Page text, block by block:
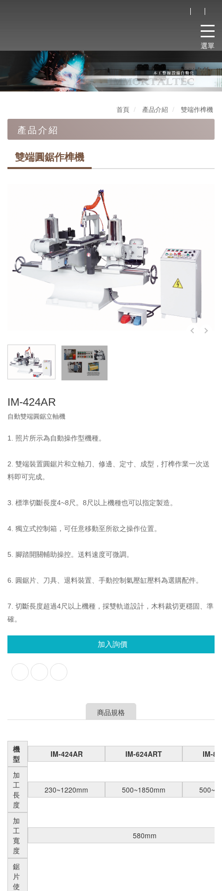
選單
首頁 產品介紹 雙端作榫機
產品介紹
機械人周邊產品
自動化設備
雙端圓鋸作榫機
IM-626ART
IM-626AST
IM-622RT
雙端自動作榫機
IM-46A / 66A / 86A系列
選配
自動進紙彈匣
自動傳送帶
定制站配置
雙端圓鋸作榫機
IM-424AR
自動雙端圓鋸立軸機
1. 照片所示為自動操作型機種。
2. 雙端裝置圓鋸片和立軸刀、修邊、定寸、成型，打榫作業一次送
料即可完成。
3. 標準切斷長度4~8尺。8尺以上機種也可以指定製造。
4. 獨立式控制箱，可任意移動至所欲之操作位置。
5. 腳踏開關輔助操控。送料速度可微調。
6. 圓鋸片、刀具、退料裝置、手動控制氣壓缸壓料為選購配件。
7. 切斷長度超過4尺以上機種，採雙軌道設計，木料裁切更穩固、準
確。
加入詢價
商品規格
機
型
IM-424AR IM-624ART IM-
加
工
長
度
230~1220mm 500~1850mm
加
工
寬
度
580mm
鋸
片
使